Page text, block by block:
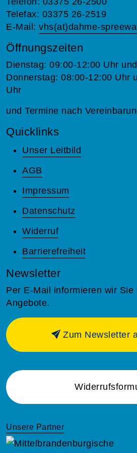
Telefax: 03375 26-2519
E-Mail: vhs(at)dahme-
Öffnungszeiten
Dienstag: 09:00-12:00 Uhr
Donnerstag: 08:00-12:00 Uhr
Uhr
und Termine nach
Quicklinks
Unser Leitbild
AGB
Impressum
Datenschutz
Widerruf
Barrierefreiheit
Newsletter
Per E-Mail informieren wir
Angebote.
Zum Newsletter
Unsere Partner